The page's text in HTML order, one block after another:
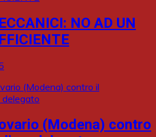
NO AD UN
(Modena) contro